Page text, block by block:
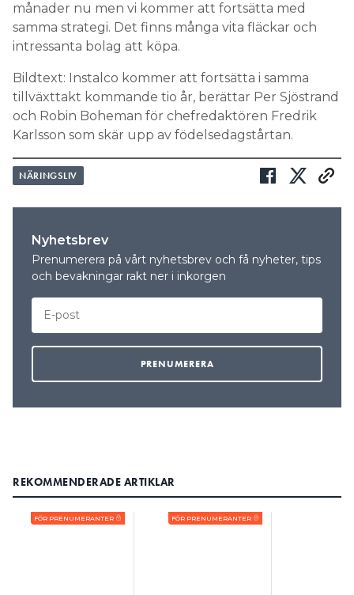
månader nu men vi kommer att fortsätta med
samma strategi. Det finns många vita fläckar och
intressanta bolag att köpa.
Bildtext: Instalco kommer att fortsätta i samma
tillväxttakt kommande tio år, berättar Per Sjöstrand
och Robin Boheman för chefredaktören Fredrik
Karlsson som skär upp av födelsedagstårtan.
NÄRINGSLIV
Nyhetsbrev
Prenumerera på vårt nyhetsbrev och få nyheter, tips
och bevakningar rakt ner i inkorgen
REKOMMENDERADE ARTIKLAR
FÖR PRENUMERANTER FÖR PRENUMERANTER